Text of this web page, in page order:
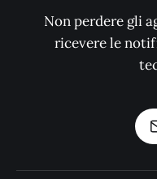
Non perdere gli
ricevere le